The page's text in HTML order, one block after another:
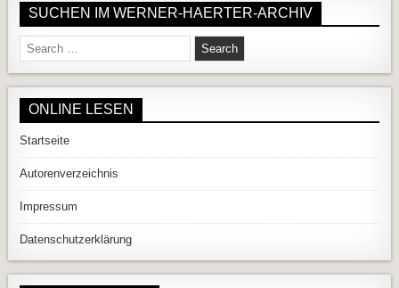
SUCHEN IM WERNER-HAERTER-ARCHIV
Search for:
ONLINE LESEN
Startseite
Autorenverzeichnis
Impressum
Datenschutzerklärung